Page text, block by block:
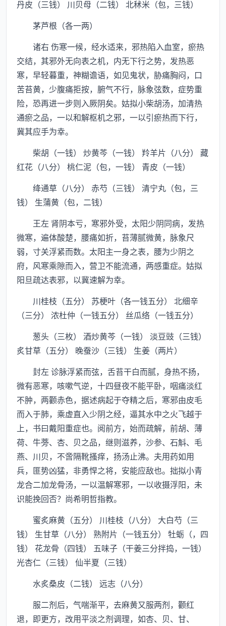
丹皮（三钱） 川贝母（二钱） 北秫米（包，三钱）
茅芦根（各一两）
诸右 伤寒一候，经水适来，邪热陷入血室，瘀热
交结，其邪外无向表之机，内无下行之势，发热恶
寒，早轻暮重，神糊谵语，如见鬼状，胁痛胸闷，口
苦苔黄，少腹痛拒按，腑气不行，脉象弦数，症势重
险，恐再进一步则入厥阴矣。姑拟小柴胡汤，加清热
通瘀之品，一以和解枢机之邪，一以引瘀热而下行，
冀其应手为幸。
柴胡（一钱） 炒黄芩（一钱） 羚羊片（八分） 藏
红花（八分） 桃仁泥（包，一钱） 青皮（一钱）
绛通草（八分） 赤芍（三钱） 清宁丸（包，三
钱） 生蒲黄（包，二钱）
王左 肾阴本亏，寒邪外受，太阳少阴同病，发热
微寒，遍体酸楚，腰痛如折，苔薄腻微黄，脉象尺
弱，寸关浮紧而数。太阳主一身之表，腰为少阴之
府，风寒乘隙而入，营卫不能流通，两感重症。姑拟
阳旦疏达表邪，以冀速解为幸。
川桂枝（五分） 苏梗叶（各一钱五分） 北细辛
（三分） 浓杜仲（一钱五分） 丝瓜络（一钱五分）
葱头（三枚） 酒炒黄芩（一钱） 淡豆豉（三钱）
炙甘草（五分） 晚蚕沙（三钱） 生姜（两片）
封左 诊脉浮紧而弦，舌苔干白而腻，身热不扬，
微有恶寒，咳嗽气逆，十四昼夜不能平卧，咽痛淡红
不肿，两颧赤色，据述病起于夺精之后，寒邪由皮毛
而入于肺，乘虚直入少阴之经，逼其水中之火飞越于
上，书曰戴阳重症也。阅前方，始而疏解，前胡、薄
荷、牛蒡、杏、贝之品，继则滋养，沙参、石斛、毛
燕、川贝，不啻隔靴搔痒，扬汤止沸。夫用药如用
兵，匪势凶猛，非勇悍之将，安能应敌也。拙拟小青
龙合二加龙骨汤，一以温解寒邪，一以收摄浮阳，未
识能挽回否？尚希明哲指教。
蜜炙麻黄（五分） 川桂枝（八分） 大白芍（三
钱） 生甘草（八分） 熟附片（一钱五分） 牡蛎（，四
钱） 花龙骨（四钱） 五味子（干姜三分拌捣，一钱）
光杏仁（三钱） 仙半夏（三钱）
水炙桑皮（二钱） 远志（八分）
服二剂后，气喘渐平，去麻黄又服两剂，颧红
退，即更方，改用平淡之剂调理，如杏、贝、甘、